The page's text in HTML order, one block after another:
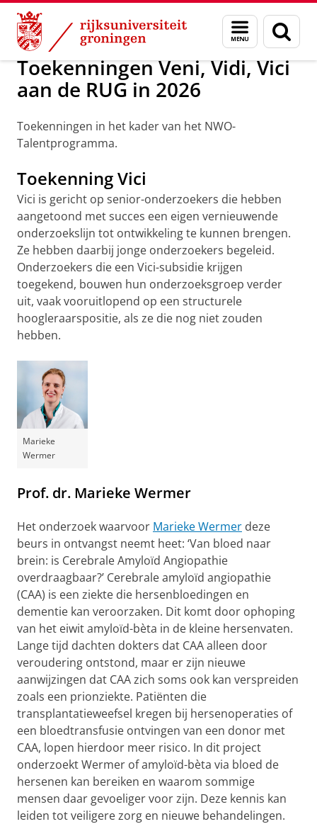
Skip
Content
Skip
Navigation
Menu
en
zoeken
Over ons Veni, Vidi, Vici-laureaten
Toekenningen Veni, Vidi, Vici
aan de RUG in 2026
Toekenningen in het kader van het NWO-
Talentprogramma.
Toekenning Vici
Vici is gericht op senior-onderzoekers die hebben
aangetoond met succes een eigen vernieuwende
onderzoekslijn tot ontwikkeling te kunnen brengen.
Ze hebben daarbij jonge onderzoekers begeleid.
Onderzoekers die een Vici-subsidie krijgen
toegekend, bouwen hun onderzoeksgroep verder
uit, vaak vooruitlopend op een structurele
hoogleraarspositie, als ze die nog niet zouden
hebben.
Marieke
Wermer
Prof. dr. Marieke Wermer
Het onderzoek waarvoor Marieke Wermer deze
beurs in ontvangst neemt heet: ‘Van bloed naar
brein: is Cerebrale Amyloïd Angiopathie
overdraagbaar?’ Cerebrale amyloïd angiopathie
(CAA) is een ziekte die hersenbloedingen en
dementie kan veroorzaken. Dit komt door ophoping
van het eiwit amyloïd-bèta in de kleine hersenvaten.
Lange tijd dachten dokters dat CAA alleen door
veroudering ontstond, maar er zijn nieuwe
aanwijzingen dat CAA zich soms ook kan verspreiden
zoals een prionziekte. Patiënten die
transplantatieweefsel kregen bij hersenoperaties of
een bloedtransfusie ontvingen van een donor met
CAA, lopen hierdoor meer risico. In dit project
onderzoekt Wermer of amyloïd-bèta via bloed de
hersenen kan bereiken en waarom sommige
mensen daar gevoeliger voor zijn. Deze kennis kan
leiden tot veiligere zorg en nieuwe behandelingen.